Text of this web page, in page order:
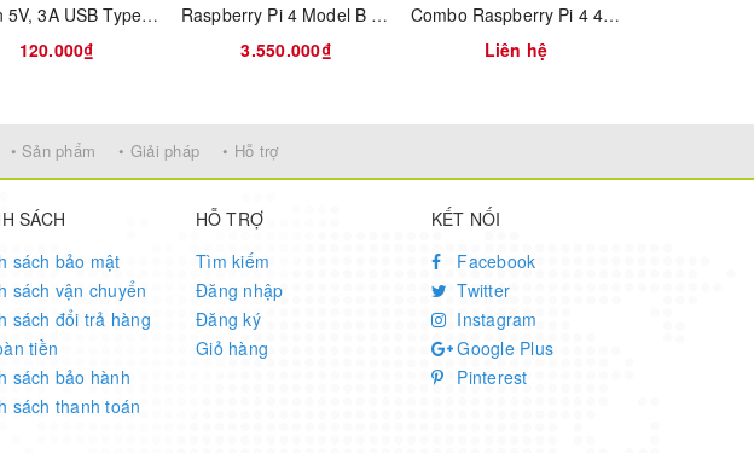
Nguồn 5V, 3A USB Type C Raspberry Pi 4
120.000₫
Raspberry Pi 4 Model B 4GB RAM
3.550.000₫
Combo Raspberry Pi 4 4GB RAM Full vỏ nhôm
Liên hệ
• Sản phẩm • Giải pháp • Hỗ trợ
SÁCH
sách bảo mật
sách vận chuyển
sách đổi trả hàng
tiền
sách bảo hành
sách thanh toán
HỖ TRỢ
Tìm kiếm
Đăng nhập
Đăng ký
Giỏ hàng
KẾT NỐI
Facebook
Twitter
Instagram
Google Plus
Pinterest